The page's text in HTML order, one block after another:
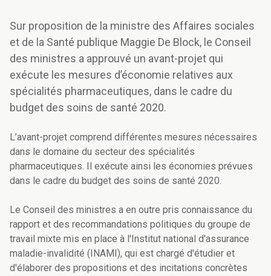
Sur proposition de la ministre des Affaires sociales
et de la Santé publique Maggie De Block, le Conseil
des ministres a approuvé un avant-projet qui
exécute les mesures d’économie relatives aux
spécialités pharmaceutiques, dans le cadre du
budget des soins de santé 2020.
L’avant-projet comprend différentes mesures nécessaires
dans le domaine du secteur des spécialités
pharmaceutiques. Il exécute ainsi les économies prévues
dans le cadre du budget des soins de santé 2020.
Le Conseil des ministres a en outre pris connaissance du
rapport et des recommandations politiques du groupe de
travail mixte mis en place à l'Institut national d'assurance
maladie-invalidité (INAMI), qui est chargé d'étudier et
d'élaborer des propositions et des incitations concrètes